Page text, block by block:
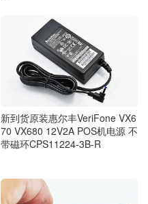
新到货原装惠尔丰VeriFone VX6
70 VX680 12V2A POS机电源 不
带磁环CPS11224-3B-R